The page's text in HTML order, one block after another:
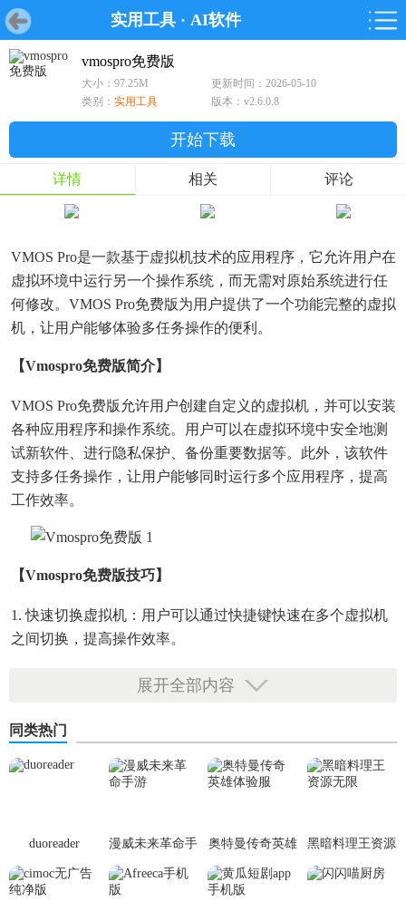
实用工具 · AI软件
首页 游戏 软件
首页 游戏 软件 鸿蒙
游戏
鸿蒙
软件
vmospro免费版
大小：97.25M
更新时间：2026-05-10
类别： 实用工具 版本：v2.6.0.8
开始下载
详情 相关 评论
VMOS Pro是一款基于虚拟机技术的应用程序，它允许用户在
虚拟环境中运行另一个操作系统，而无需对原始系统进行任
何修改。VMOS Pro免费版为用户提供了一个功能完整的虚拟
机，让用户能够体验多任务操作的便利。
【vmospro免费版简介】
VMOS Pro免费版允许用户创建自定义的虚拟机，并可以安装
各种应用程序和操作系统。用户可以在虚拟环境中安全地测
试新软件、进行隐私保护、备份重要数据等。此外，该软件
支持多任务操作，让用户能够同时运行多个应用程序，提高
工作效率。
【vmospro免费版技巧】
1. 快速切换虚拟机：用户可以通过快捷键快速在多个虚拟机
之间切换，提高操作效率。
2. 自定义分辨率：用户可以根据需要调整虚拟机的分辨率，
3. 同步操作：用户可以在虚拟机和主机之间同步复制和粘贴
文本，方便在不同环境之间传递信息。
1. 完全免费：VMOS Pro免费版提供完整的虚拟机功能，无需
展开全部内容
同类热门
duoreader
漫威未来革命手
奥特曼传奇英雄
体验服
黑暗料理王资源
无限